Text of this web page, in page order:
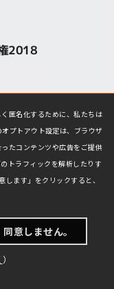
2018
・ウィークエン
2018
匿名化するために、私たちは
プトアウト設定は、ブラウザ
たコンテンツや広告をご提供
トラフィックを解析したりす
ます」をクリックすると、
意しません。
）